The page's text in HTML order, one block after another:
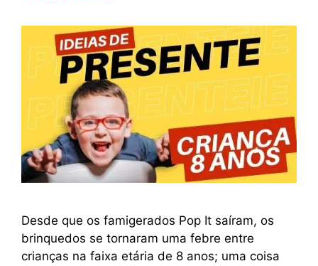
Desde que os famigerados Pop It saíram, os
brinquedos se tornaram uma febre entre
crianças na faixa etária de 8 anos; uma coisa